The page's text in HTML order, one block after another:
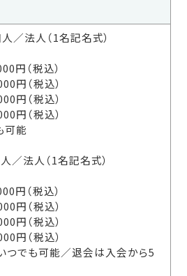
人／法人（1名記名式）
円（税込）
円（税込）
円（税込）
円（税込）
可能
／法人（1名記名式）
円（税込）
円（税込）
円（税込）
円（税込）
つでも可能／退会は入会から5